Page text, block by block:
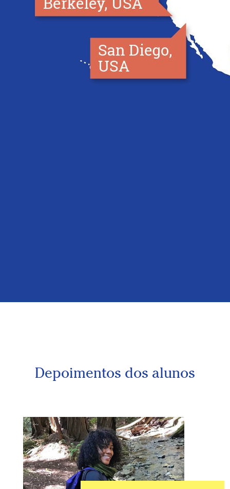
Brighton
York
Zurique
Depoimentos dos alunos